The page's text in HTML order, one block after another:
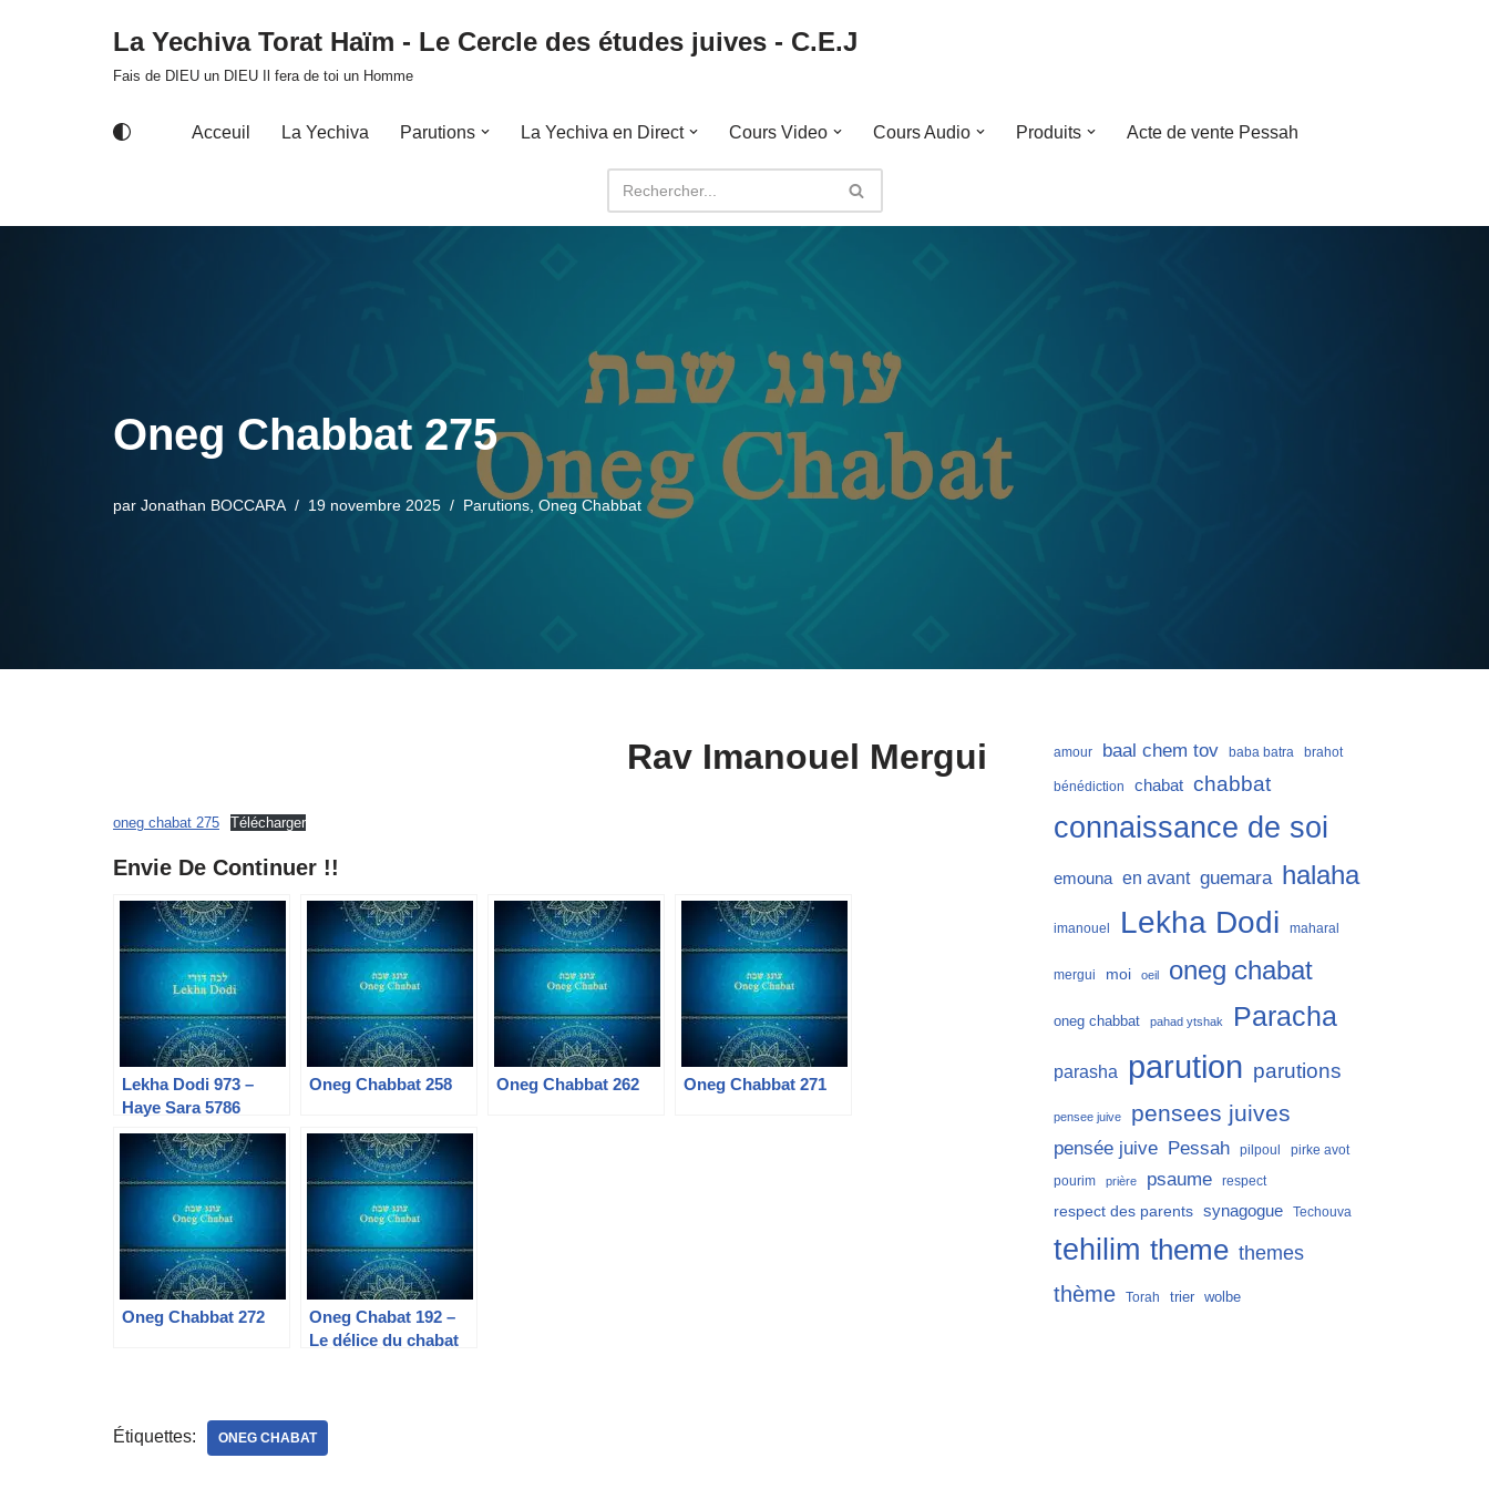
La Yechiva Torat Haïm - Le Cercle des études juives - C.E.J
Fais de DIEU un DIEU Il fera de toi un Homme
Acceuil La Yechiva Parutions La Yechiva en Direct Cours Video Cours Audio Produits Acte de vente Pessah
Oneg Chabbat 275
par Jonathan BOCCARA 19 novembre 2025 Parutions Oneg Chabbat
Rav Imanouel Mergui
oneg chabat 275 Télécharger
Envie De Continuer !!
Lekha Dodi 973 –
Haye Sara 5786
Oneg Chabbat 258 Oneg Chabbat 262 Oneg Chabbat 271
Oneg Chabbat 272
Oneg Chabat 192 –
Le délice du chabat
Étiquettes: ONEG CHABAT
amour baal chem tov baba batra brahot
bénédiction chabat chabbat
connaissance de soi
emouna en avant guemara halaha
imanouel Lekha Dodi maharal
mergui moi oeil oneg chabat
oneg chabbat pahad ytshak Paracha
parasha parution parutions
pensee juive pensees juives
pensée juive Pessah pilpoul
pirke avot
pourim
prière psaume respect
respect des parents synagogue Techouva
tehilim theme themes
thème Torah trier wolbe